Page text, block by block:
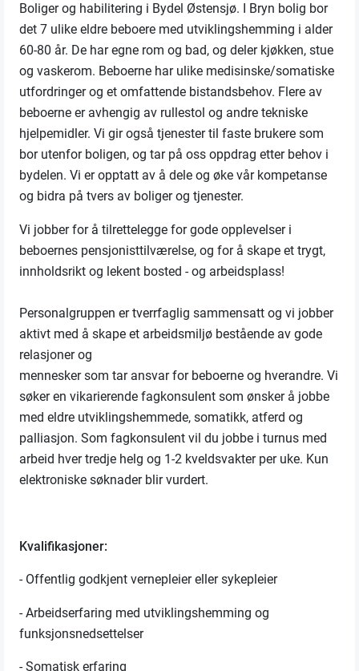
Boliger og habilitering i Bydel Østensjø. I Bryn bolig bor
det 7 ulike eldre beboere med utviklingshemming i alder
60-80 år. De har egne rom og bad, og deler kjøkken, stue
og vaskerom. Beboerne har ulike medisinske/somatiske
utfordringer og et omfattende bistandsbehov. Flere av
beboerne er avhengig av rullestol og andre tekniske
hjelpemidler. Vi gir også tjenester til faste brukere som
bor utenfor boligen, og tar på oss oppdrag etter behov i
bydelen. Vi er opptatt av å dele og øke vår kompetanse
og bidra på tvers av boliger og tjenester.
Vi jobber for å tilrettelegge for gode opplevelser i
beboernes pensjonisttilværelse, og for å skape et trygt,
innholdsrikt og lekent bosted - og arbeidsplass!
Personalgruppen er tverrfaglig sammensatt og vi jobber
aktivt med å skape et arbeidsmiljø bestående av gode
relasjoner og
mennesker som tar ansvar for beboerne og hverandre. Vi
søker en vikarierende fagkonsulent som ønsker å jobbe
med eldre utviklingshemmede, somatikk, atferd og
palliasjon. Som fagkonsulent vil du jobbe i turnus med
arbeid hver tredje helg og 1-2 kveldsvakter per uke. Kun
elektroniske søknader blir vurdert.
Kvalifikasjoner:
- Offentlig godkjent vernepleier eller sykepleier
- Arbeidserfaring med utviklingshemming og
funksjonsnedsettelser
- Somatisk erfaring